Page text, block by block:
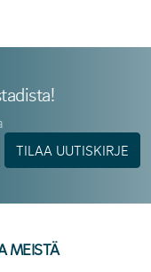
TILAA UUTISKIRJE
MEISTÄ